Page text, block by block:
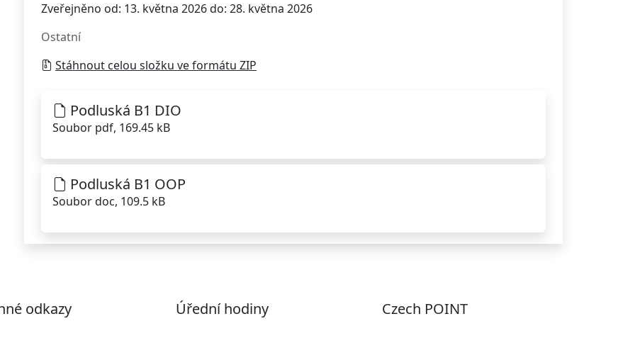
Zveřejněno od: 13. května 2026 do: 28. května 2026
Ostatní
Stáhnout celou složku ve formátu ZIP
Podluská B1 DIO
Soubor pdf, 169.45 kB
Podluská B1 OOP
Soubor doc, 109.5 kB
odkazy Úřední hodiny Czech POINT